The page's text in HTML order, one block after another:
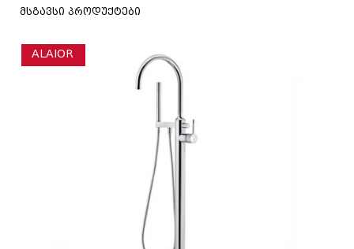
მსგავსი პროდუქტები
ALAIOR